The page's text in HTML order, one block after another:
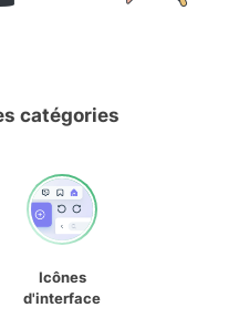
catégories
Icônes
d'interface